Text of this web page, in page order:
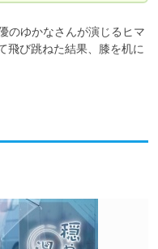
のゆかなさんが演じるヒマ
飛び跳ねた結果、膝を机に